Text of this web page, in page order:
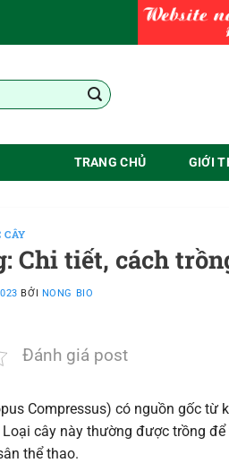
TRANG CHỦ GIỚI
Chi tiết, cách
BỞI NONG BIO
Đánh giá post
Compressus) có nguồn gốc
cây này thường được trồng
thể thao.